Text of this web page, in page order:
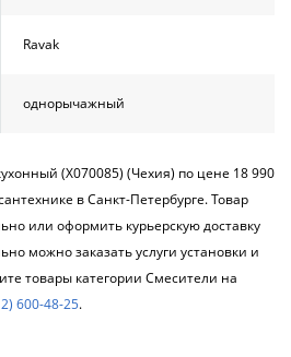
Ravak
однорычажный
(X070085) (Чехия) по цене 18 990
в Санкт-Петербурге. Товар
или оформить курьерскую доставку
можно заказать услуги установки и
товары категории Смесители на
600-48-25.